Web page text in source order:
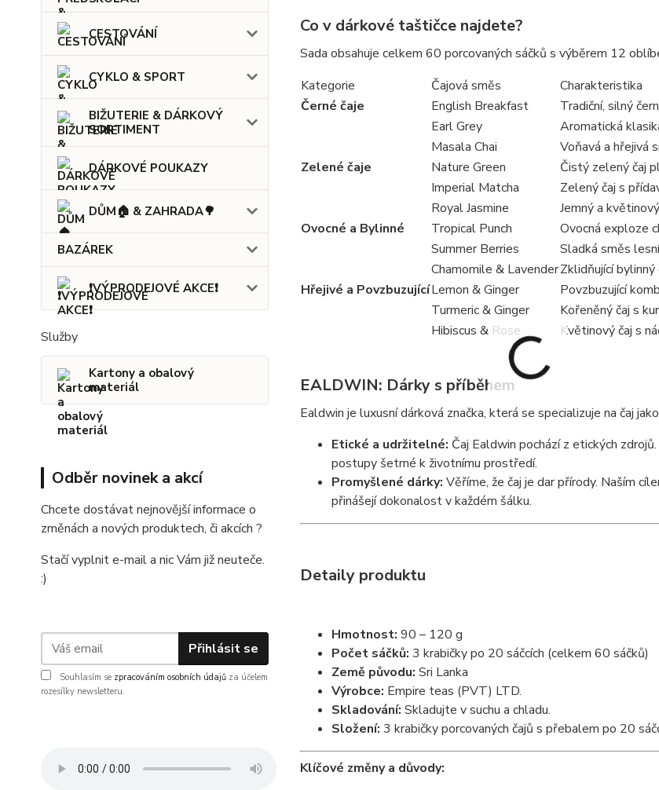
CESTOVÁNÍ
CYKLO & SPORT
BIŽUTERIE & DÁRKOVÝ
SORTIMENT
DÁRKOVÉ POUKAZY
DŮM🏠 & ZAHRADA🌳
BAZÁREK
❗VÝPRODEJOVÉ AKCE❗
Služby
Kartony a obalový
materiál
Odběr novinek a akcí
Chcete dostávat nejnovější informace o
změnách a nových produktech, či akcích ?
Stačí vyplnit e-mail a nic Vám již neuteče.
:)
Přihlásit se
Souhlasím se zpracováním osobních údajů za účelem
rozesílky newsletteru.
Co v dárkové taštičce najdete?
Sada obsahuje celkem 60 porcovaných sáčků s výběrem 12
Kategorie
Čajová směs
Charakteristika
Černé čaje
English Breakfast
Tradiční, silný
Earl Grey
Aromatická
Masala Chai
Voňavá a hřejivá
Zelené čaje
Nature Green
Čistý zelený čaj
Imperial Matcha
Zelený čaj s
Royal Jasmine
Jemný a
Ovocné a Bylinné
Tropical Punch
Ovocná exploze
Summer Berries
Sladká směs
Chamomile & LavenderZklidňující
Hřejivé a PovzbuzujícíLemon & Ginger
Povzbuzující
Turmeric & Ginger
Kořeněný čaj s
Hibiscus & Rose
Květinový čaj s
EALDWIN: Dárky s příběhem
Ealdwin je luxusní dárková značka, která se specializuje na čaj
Etické a udržitelné: Čaj Ealdwin pochází z etických
postupy šetrné k životnímu prostředí.
Promyšlené dárky: Věříme, že čaj je dar přírody. Naším
přinášejí dokonalost v každém šálku.
Detaily produktu
Hmotnost: 90 – 120 g
Počet sáčků: 3 krabičky po 20 sáčcích (celkem 60 sáčků)
Země původu: Sri Lanka
Výrobce: Empire teas (PVT) LTD.
Skladování: Skladujte v suchu a chladu.
Složení: 3 krabičky porcovaných čajů s přebalem po 20
Klíčové změny a důvody: